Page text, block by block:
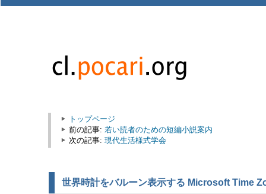
トップページ
前の記事: 若い読者のための短編小説案内
次の記事: 現代生活様式学会
世界時計をバルーン表示する Microsoft Time